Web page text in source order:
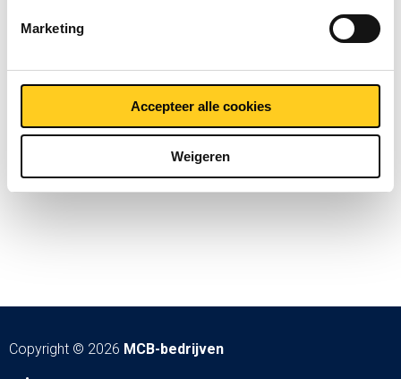
Marketing
Accepteer alle cookies
Weigeren
Copyright © 2026 MCB-bedrijven